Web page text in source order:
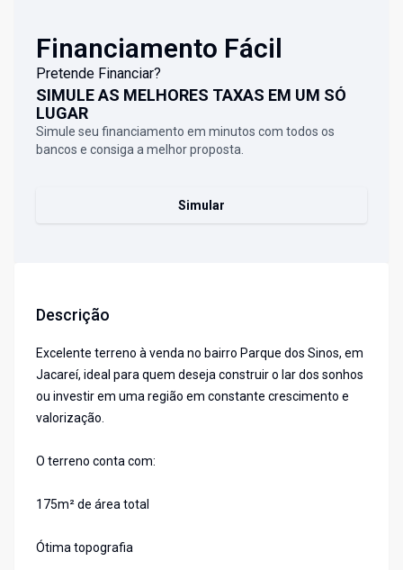
Financiamento Fácil
Pretende Financiar?
SIMULE AS MELHORES TAXAS EM UM SÓ
LUGAR
Simule seu financiamento em minutos com todos os
bancos e consiga a melhor proposta.
Simular
Descrição
Excelente terreno à venda no bairro Parque dos Sinos, em
Jacareí, ideal para quem deseja construir o lar dos sonhos
ou investir em uma região em constante crescimento e
valorização.
O terreno conta com:
175m² de área total
Ótima topografia